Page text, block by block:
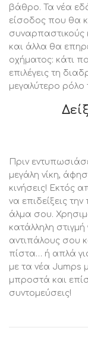
βάθρο. Τα νέα
είσοδος που θα
συναρπαστικούς
και άλλα θα
οχήματος: κάτι
επιλέγεις τη
μεγαλύτερο ρόλο
Πριν
μεγάλη νίκη,
κινήσεις! Εκτός
να επιδείξεις
άλμα σου.
κατάλληλη
αντιπάλους σου
πίστα… ή απλά
με τα νέα Jumps
μπροστά και
συντομεύσεις!